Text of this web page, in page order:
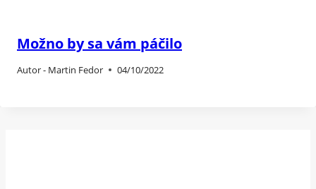
Možno by sa vám páčilo
Autor - Martin Fedor 04/10/2022